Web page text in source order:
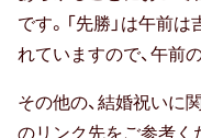
です。「先勝」は午前
れていますので、午前
その他の、結婚祝いに
のリンク先をご参考く